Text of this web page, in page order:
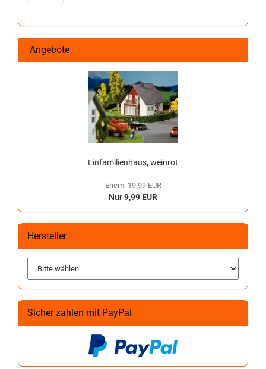
Angebote
Einfamilienhaus, weinrot
Ehem. 19,99 EUR
Nur 9,99 EUR
Hersteller
Sicher zahlen mit PayPal